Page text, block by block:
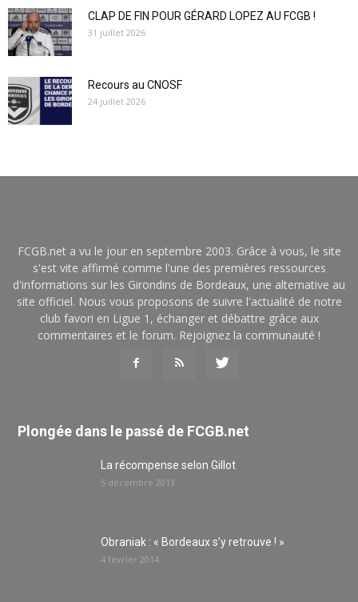
CLAP DE FIN POUR GÉRARD LOPEZ AU FCGB !
31 juillet 2026
Recours au CNOSF
24 juillet 2026
FCGB.net a vu le jour en septembre 2003. Grâce à vous, le site
s'est vite affirmé comme l'une des premières ressources
d'informations sur les Girondins de Bordeaux, une alternative au
site officiel. Nous vous proposons de suivre l'actualité de notre
club favori en Ligue 1, échanger et débattre grâce aux
commentaires et le forum. Rejoignez la communauté !
Plongée dans le passé de FCGB.net
La récompense selon Gillot
5 décembre 2013
Obraniak : « Bordeaux s’y retrouve ! »
4 février 2014